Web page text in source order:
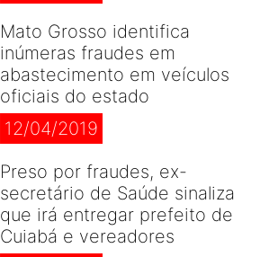
Mato Grosso identifica
inúmeras fraudes em
abastecimento em veículos
oficiais do estado
12/04/2019
Preso por fraudes, ex-
secretário de Saúde sinaliza
que irá entregar prefeito de
Cuiabá e vereadores